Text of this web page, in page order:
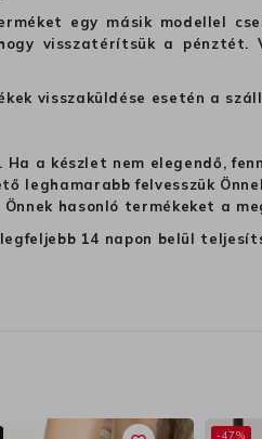
egy másik modellel
visszatérítsük a
visszaküldése esetén a
a készlet nem elegendő,
leghamarabb felvesszük
hasonló termékeket a
14 napon belül
-47%